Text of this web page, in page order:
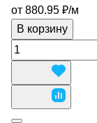
от 880.95 ₽/м
В корзину